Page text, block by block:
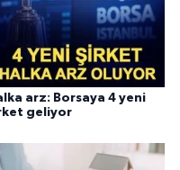
arz: Borsaya 4 yeni
geliyor